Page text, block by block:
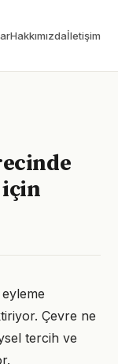
Hakkımızdaİletişim
Çevre ne
tercih ve